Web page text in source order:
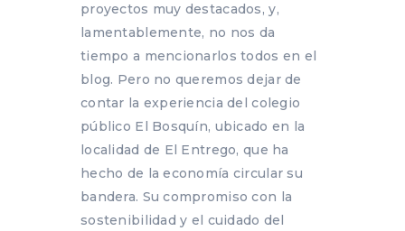
proyectos muy destacados, y,
lamentablemente, no nos da
tiempo a mencionarlos todos en el
blog. Pero no queremos dejar de
contar la experiencia del colegio
público El Bosquín, ubicado en la
localidad de El Entrego, que ha
hecho de la economía circular su
bandera. Su compromiso con la
sostenibilidad y el cuidado del